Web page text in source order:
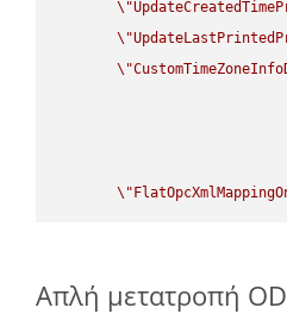
\"
\"
\"
\"
Απλή μετατροπή